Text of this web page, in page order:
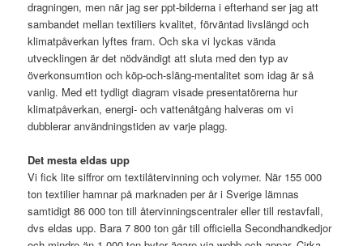
dragningen, men när jag ser ppt-bilderna i efterhand ser jag att
sambandet mellan textiliers kvalitet, förväntad livslängd och
klimatpåverkan lyftes fram. Och ska vi lyckas vända
utvecklingen är det nödvändigt att sluta med den typ av
överkonsumtion och köp-och-släng-mentalitet som idag är så
vanlig. Med ett tydligt diagram visade presentatörerna hur
klimatpåverkan, energi- och vattenåtgång halveras om vi
dubblerar användningstiden av varje plagg.
Det mesta eldas upp
Vi fick lite siffror om textilåtervinning och volymer. När 155 000
ton textilier hamnar på marknaden per år i Sverige lämnas
samtidigt 86 000 ton till återvinningscentraler eller till restavfall,
dvs eldas upp. Bara 7 800 ton går till officiella Secondhandkedjor